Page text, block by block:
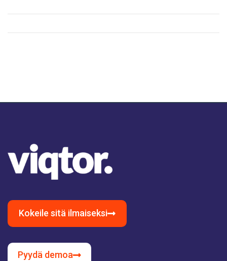
Kokeile sitä ilmaiseksi
Pyydä demoa